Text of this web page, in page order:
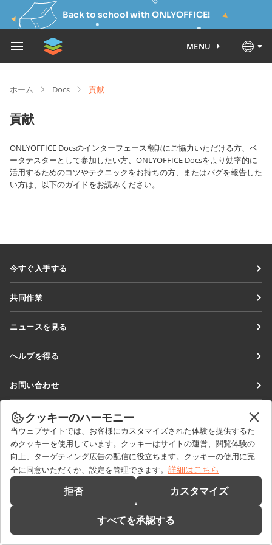
Back to school with ONLYOFFICE!
MENU
ホーム Docs 貢献
貢献
ONLYOFFICE Docsのインターフェース翻訳にご協力いただける方、ベ
ータテスターとして参加したい方、ONLYOFFICE Docsをより効率的に
活用するためのコツやテクニックをお持ちの方、またはバグを報告した
い方は、以下のガイドをお読みください。
今すぐ入手する
Workspace
コネクター
デスクトップアプリ
モバイルアプリ
共同作業
インフルエンサー向け
求人情報
ニュースを見る
ヘルプを得る
ウェビナー
ホワイトペーパー
サポートお問い合わせフォーム
デモを依頼する
お問い合わせ
パートナーシップに関するお問い合わせ
partners@onlyoffice.com
メディアに関するお問い合わせ
press@onlyoffice.com
折り返し電話のリクエスト
onlyoffice.com
© Ascensio System SIA 2026. All rights reserved
クッキーのハーモニー
当ウェブサイトでは、お客様にカスタマイズされた体験を提供するた
めクッキーを使用しています。クッキーはサイトの運営、閲覧体験の
向上、ターゲティング広告の配信に役立ちます。クッキーの使用に完
全に同意いただくか、設定を管理できます。 詳細はこちら
拒否 カスタマイズ
すべてを承認する